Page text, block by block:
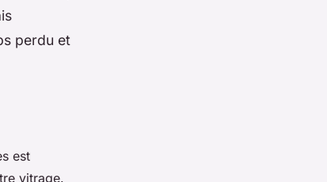
perdu et
est
vitrage.